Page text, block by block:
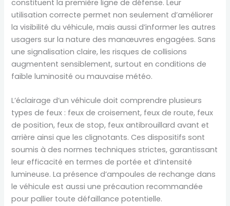
constituent la première ligne de défense. Leur
utilisation correcte permet non seulement d’améliorer
la visibilité du véhicule, mais aussi d’informer les autres
usagers sur la nature des manœuvres engagées. Sans
une signalisation claire, les risques de collisions
augmentent sensiblement, surtout en conditions de
faible luminosité ou mauvaise météo.
L’éclairage d’un véhicule doit comprendre plusieurs
types de feux : feux de croisement, feux de route, feux
de position, feux de stop, feux antibrouillard avant et
arrière ainsi que les clignotants. Ces dispositifs sont
soumis à des normes techniques strictes, garantissant
leur efficacité en termes de portée et d’intensité
lumineuse. La présence d’ampoules de rechange dans
le véhicule est aussi une précaution recommandée
pour pallier toute défaillance potentielle.